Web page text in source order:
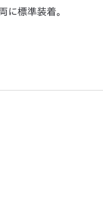
に標準装着。